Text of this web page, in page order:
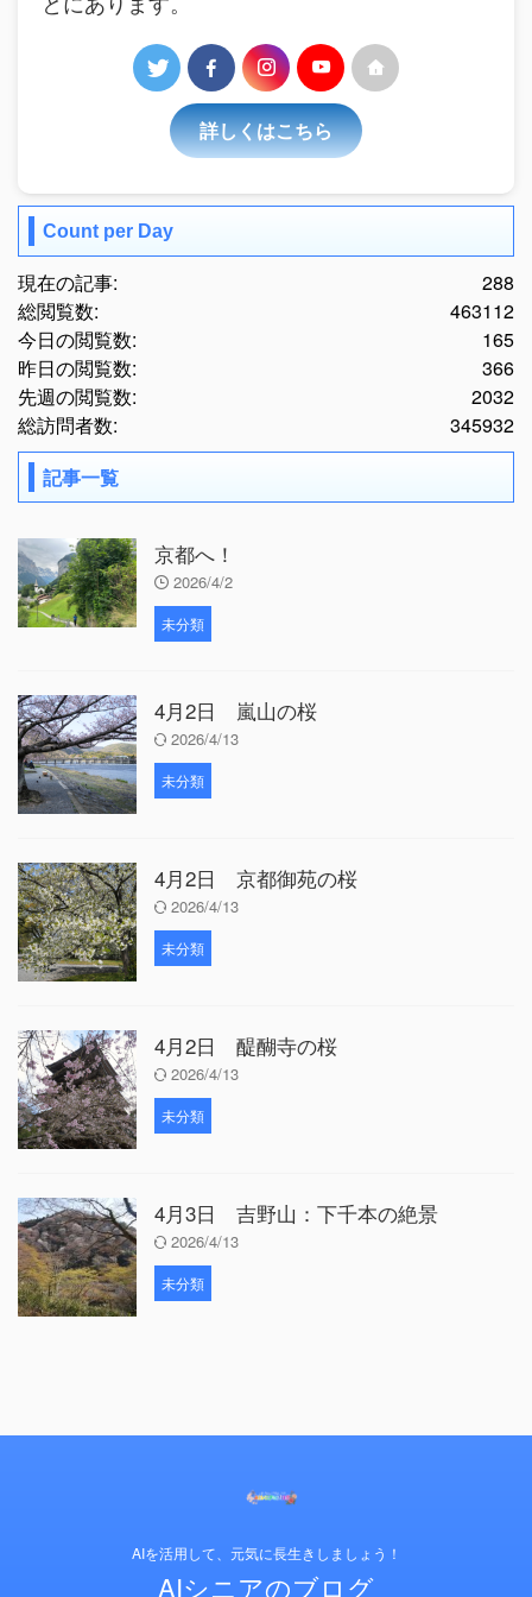
詳しくはこちら
Count per Day
288
現在の記事:
463112
総閲覧数:
165
今日の閲覧数:
366
昨日の閲覧数:
2032
先週の閲覧数:
345932
総訪問者数:
記事一覧
京都へ！
2026/4/2
未分類
4月2日 嵐山の桜
2026/4/13
未分類
4月2日 京都御苑の桜
2026/4/13
未分類
4月2日 醍醐寺の桜
2026/4/13
未分類
4月3日 吉野山：下千本の絶景
2026/4/13
未分類
AIを活用して、元気に長生きしましょう！
AIシニアのブログ